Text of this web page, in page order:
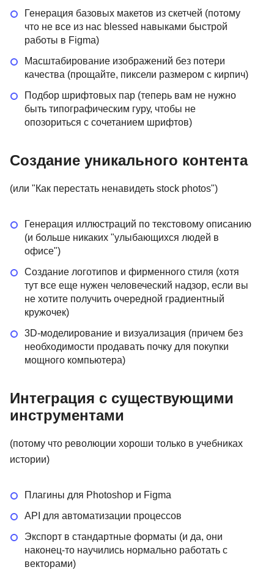
Генерация базовых макетов из скетчей (потому
что не все из нас blessed навыками быстрой
работы в Figma)
Масштабирование изображений без потери
качества (прощайте, пиксели размером с кирпич)
Подбор шрифтовых пар (теперь вам не нужно
быть типографическим гуру, чтобы не
опозориться с сочетанием шрифтов)
Создание уникального контента
(или "Как перестать ненавидеть stock photos")
Генерация иллюстраций по текстовому описанию
(и больше никаких "улыбающихся людей в
офисе")
Создание логотипов и фирменного стиля (хотя
тут все еще нужен человеческий надзор, если вы
не хотите получить очередной градиентный
кружочек)
3D-моделирование и визуализация (причем без
необходимости продавать почку для покупки
мощного компьютера)
Интеграция с существующими
инструментами
(потому что революции хороши только в учебниках
истории)
Плагины для Photoshop и Figma
API для автоматизации процессов
Экспорт в стандартные форматы (и да, они
наконец-то научились нормально работать с
векторами)